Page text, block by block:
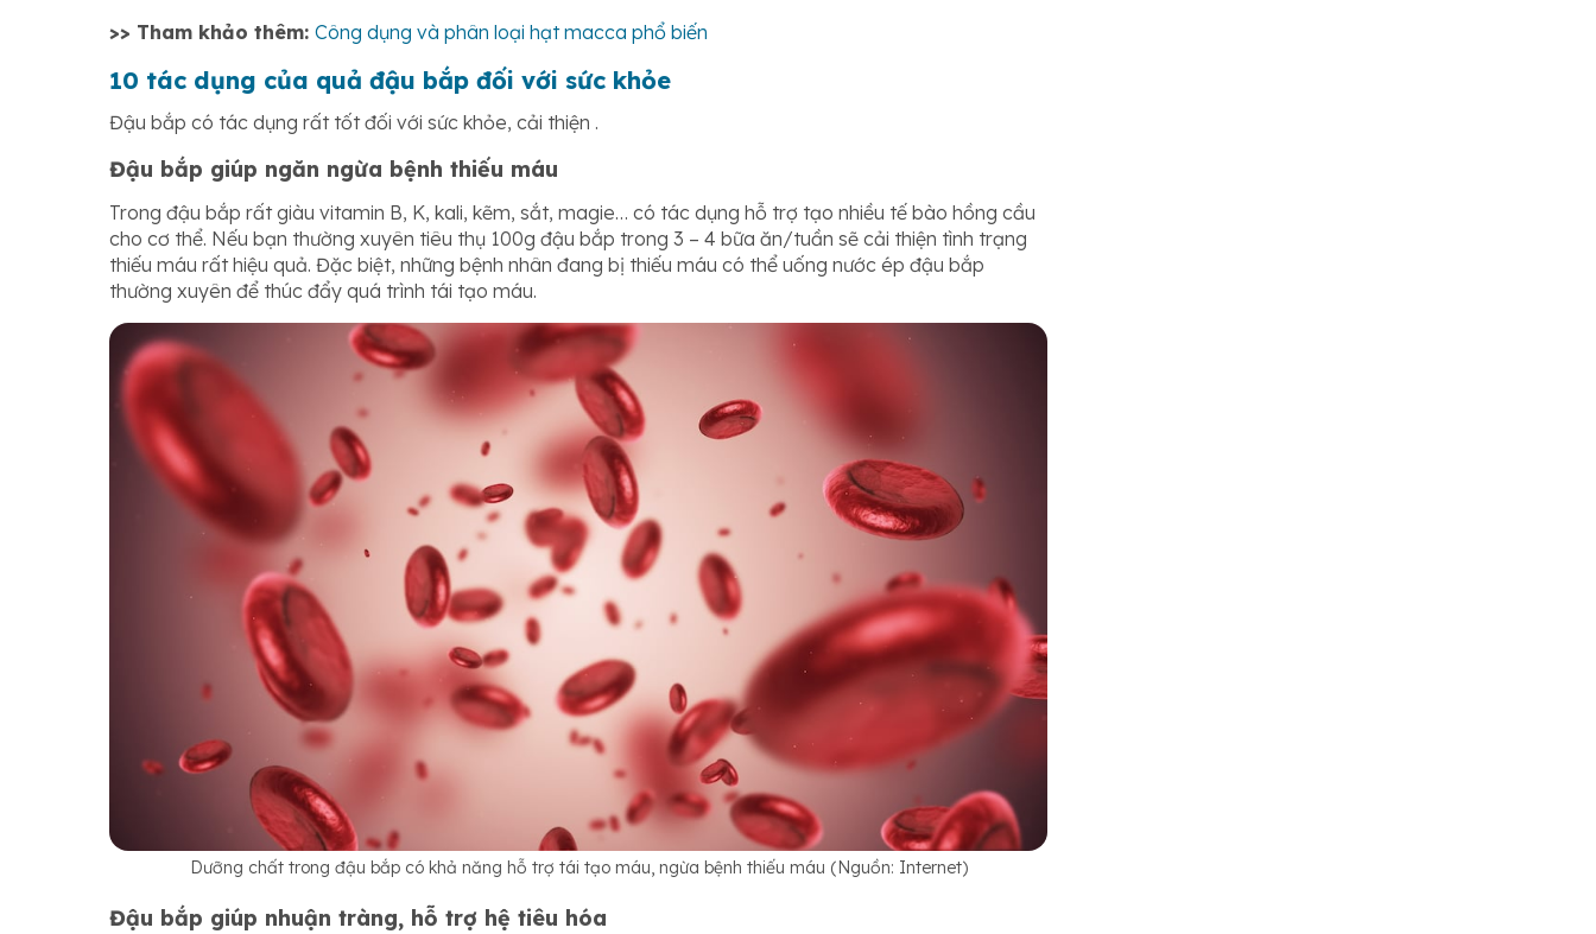
>> Tham khảo thêm: Công dụng và phân loại hạt macca phổ biến
10 tác dụng của quả đậu bắp đối với sức khỏe
Đậu bắp có tác dụng rất tốt đối với sức khỏe, cải thiện .
Đậu bắp giúp ngăn ngừa bệnh thiếu máu
Trong đậu bắp rất giàu vitamin B, K, kali, kẽm, sắt, magie… có tác dụng hỗ trợ tạo nhiều tế bào hồng cầu
cho cơ thể. Nếu bạn thường xuyên tiêu thụ 100g đậu bắp trong 3 – 4 bữa ăn/tuần sẽ cải thiện tình trạng
thiếu máu rất hiệu quả. Đặc biệt, những bệnh nhân đang bị thiếu máu có thể uống nước ép đậu bắp
thường xuyên để thúc đẩy quá trình tái tạo máu.
Dưỡng chất trong đậu bắp có khả năng hỗ trợ tái tạo máu, ngừa bệnh thiếu máu (Nguồn: Internet)
Đậu bắp giúp nhuận tràng, hỗ trợ hệ tiêu hóa